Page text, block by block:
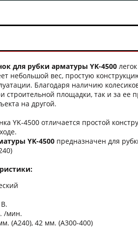
для рубки арматуры YK-4500
небольшой вес, простую
Благодаря наличию
строительной площадки, так и за ее
на другой.
YK-4500 отличается простой
YK-4500 предназначен для
/мин.
(А240), 42 мм. (А300-400)